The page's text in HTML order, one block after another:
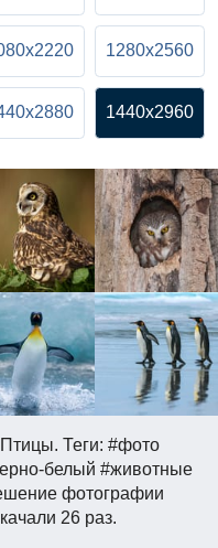
Птицы. Теги: #фото
белый #животные
фотографии
26 раз.
1280x2560
1440x2960